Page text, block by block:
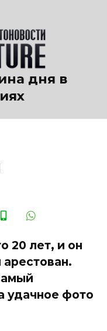
дня в
20 лет, и он
удачное фото